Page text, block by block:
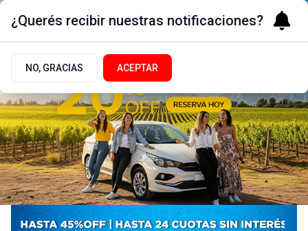
¿Querés recibir nuestras notificaciones?
NO, GRACIAS ACEPTAR